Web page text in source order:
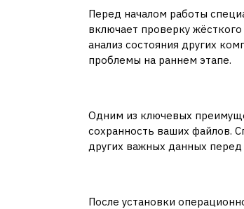
Перед началом работы
включает проверку
анализ состояния других
проблемы на раннем этапе.
Одним из ключевых
сохранность ваших файлов.
других важных данных
После установки